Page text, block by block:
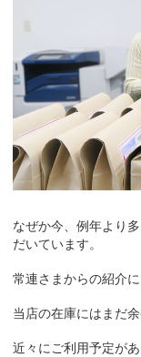
なぜか今、例年より
だいています。
常連さまからの紹介
当店の在庫にはまだ
近々にご利用予定が